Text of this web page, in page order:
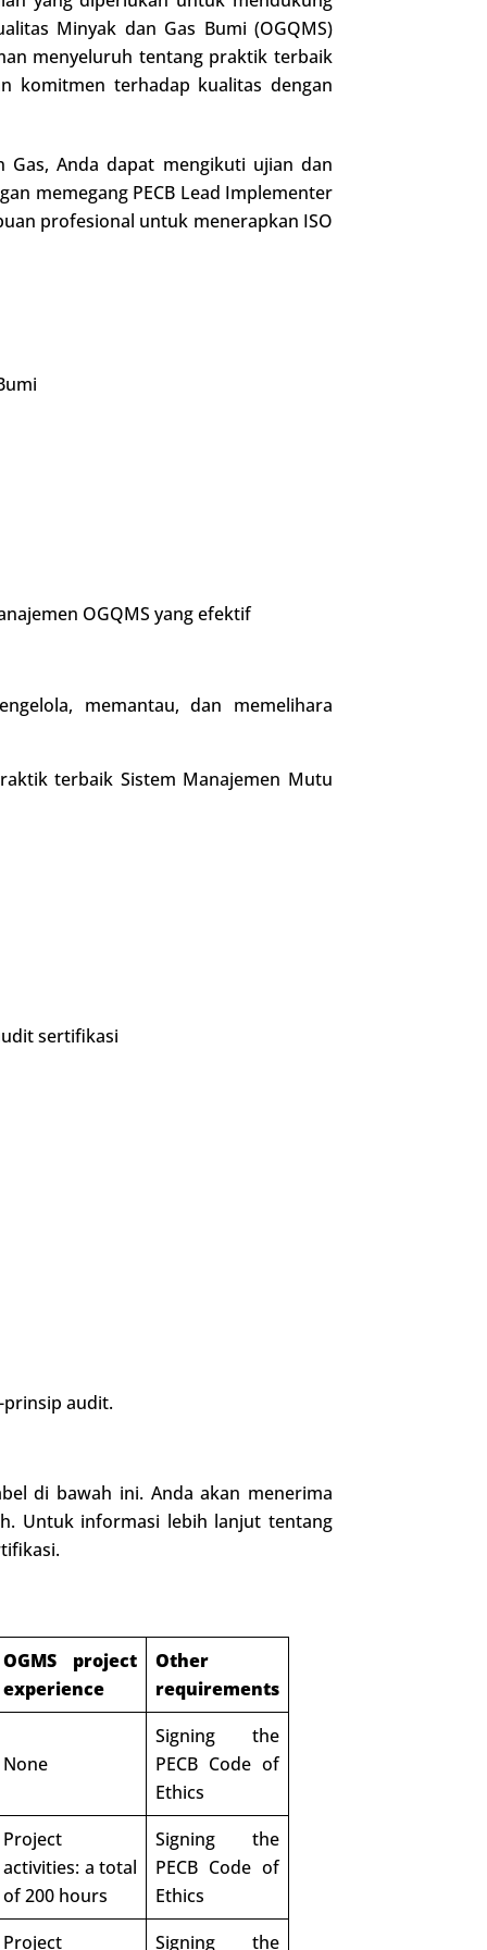
Minyak dan Gas Bumi (OGQMS)
menyeluruh tentang praktik terbaik
komitmen terhadap kualitas dengan
Gas, Anda dapat mengikuti ujian dan
memegang PECB Lead Implementer
profesional untuk menerapkan ISO
OGQMS yang efektif
memantau, dan memelihara
terbaik Sistem Manajemen Mutu
sertifikasi
prinsip audit.
di bawah ini. Anda akan menerima
Untuk informasi lebih lanjut tentang
OGMS project
experience
Other
requirements
None
Signing the
PECB Code of
Ethics
Project
activities: a total
of 200 hours
Signing the
PECB Code of
Ethics
Project Signing the